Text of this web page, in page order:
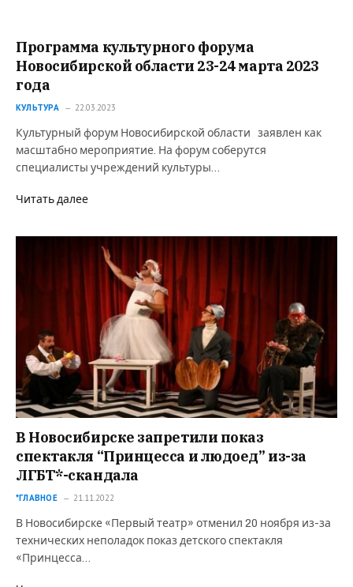
Программа культурного форума
Новосибирской области 23-24 марта 2023
года
КУЛЬТУРА 22.03.2023
Культурный форум Новосибирской области заявлен как
масштабно мероприятие. На форум соберутся
специалисты учреждений культуры…
Читать далее
В Новосибирске запретили показ
спектакля “Принцесса и людоед” из-за
ЛГБТ*-скандала
*ГЛАВНОЕ 21.11.2022
В Новосибирске «Первый театр» отменил 20 ноября из-за
технических неполадок показ детского спектакля
«Принцесса…